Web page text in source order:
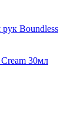
Boundless